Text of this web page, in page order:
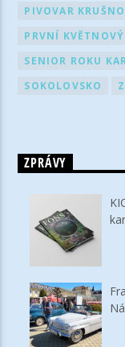
PIVOVAR
PRVNÍ
SENIOR ROKU
SOKOLOVSKO
ZPRÁVY